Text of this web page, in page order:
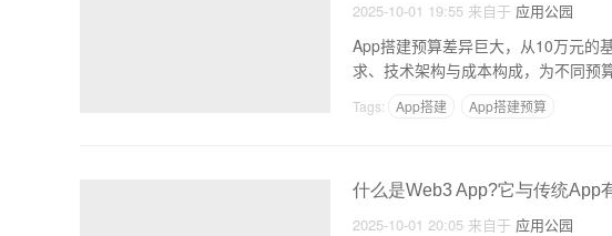
2025-10-01 19:55 来自于 应用公园
App搭建预算差异巨大，从10万元的
Tags: App搭建 App搭建预算
什么是Web3 App?它与传统App
2025-10-01 20:05 来自于 应用公园